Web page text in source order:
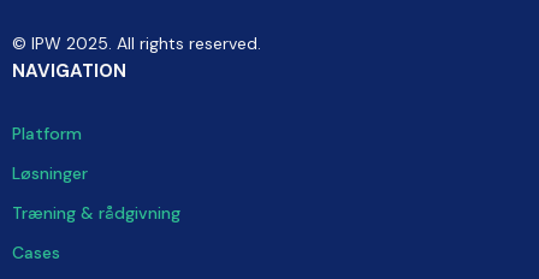
© IPW 2025. All rights reserved.
NAVIGATION
Platform
Løsninger
Træning & rådgivning
Cases